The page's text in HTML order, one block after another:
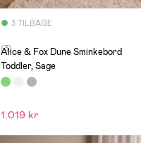
3 TILBAGE
(3)
Alice & Fox Dune Sminkebord
Toddler, Sage
1.019 kr